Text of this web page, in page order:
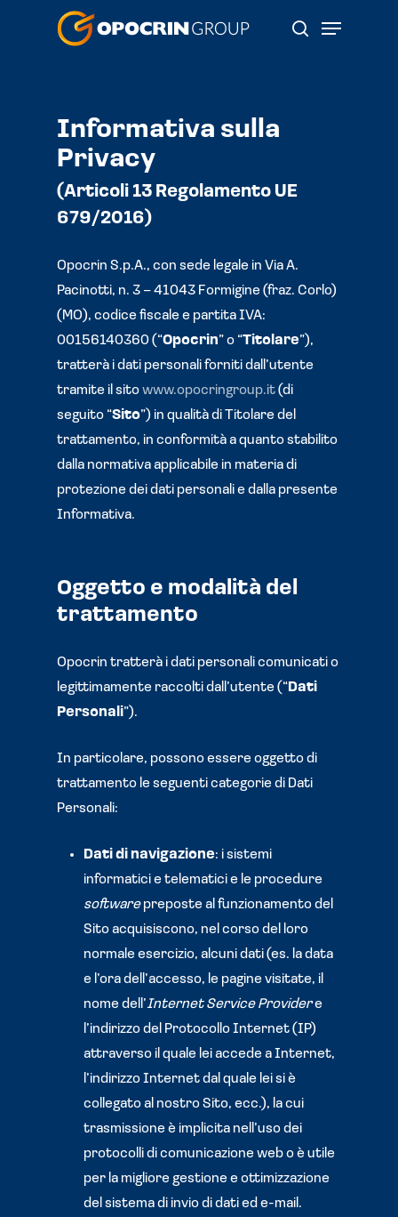
search
Menu
Informativa sulla
Privacy
(Articoli 13 Regolamento UE
679/2016)
Opocrin S.p.A., con sede legale in Via A.
Pacinotti, n. 3 – 41043 Formigine (fraz. Corlo)
(MO), codice fiscale e partita IVA:
00156140360 (“Opocrin” o “Titolare”),
tratterà i dati personali forniti dall’utente
tramite il sitowww.opocringroup.it(di
seguito “Sito”) in qualità di Titolare del
trattamento, in conformità a quanto stabilito
dalla normativa applicabile in materia di
protezione dei dati personali e dalla presente
Informativa.
Oggetto e modalità del
trattamento
Opocrin tratterà i dati personali comunicati o
legittimamente raccolti dall’utente (“Dati
Personali”).
In particolare, possono essere oggetto di
trattamento le seguenti categorie di Dati
Personali:
Dati di navigazione: i sistemi
informatici e telematici e le procedure
softwarepreposte al funzionamento del
Sito acquisiscono, nel corso del loro
normale esercizio, alcuni dati (es. la data
e l’ora dell’accesso, le pagine visitate, il
nome dell’Internet Service Providere
l’indirizzo del Protocollo Internet (IP)
attraverso il quale lei accede a Internet,
l’indirizzo Internet dal quale lei si è
collegato al nostro Sito, ecc.), la cui
trasmissione è implicita nell’uso dei
protocolli di comunicazione web o è utile
per la migliore gestione e ottimizzazione
del sistema di invio di dati ed e-mail.